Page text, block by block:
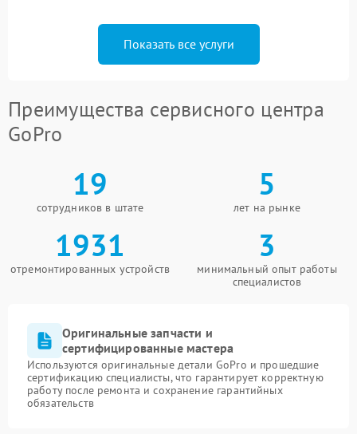
Показать все услуги
Преимущества сервисного центра
GoPro
19
сотрудников в штате
5
лет на рынке
1931
отремонтированных устройств
3
минимальный опыт работы
специалистов
Оригинальные запчасти и
сертифицированные мастера
Используются оригинальные детали GoPro и прошедшие
сертификацию специалисты, что гарантирует корректную
работу после ремонта и сохранение гарантийных
обязательств